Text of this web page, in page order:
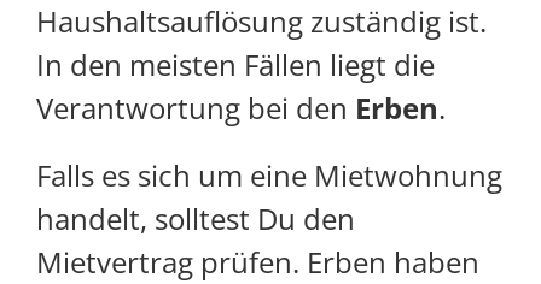
Haushaltsauflösung zuständig ist.
In den meisten Fällen liegt die
Verantwortung bei den Erben.
Falls es sich um eine Mietwohnung
handelt, solltest Du den
Mietvertrag prüfen. Erben haben